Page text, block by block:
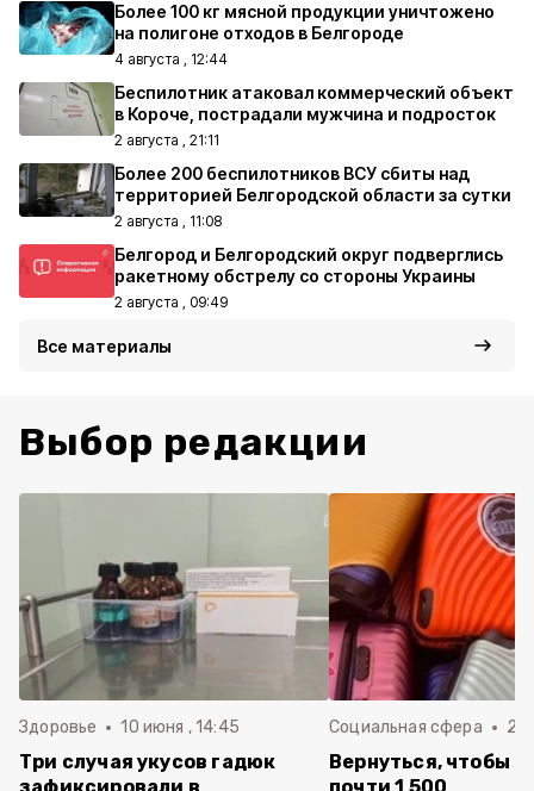
Более 100 кг мясной продукции уничтожено
на полигоне отходов в Белгороде
4 августа , 12:44
Беспилотник атаковал коммерческий объект
в Короче, пострадали мужчина и подросток
2 августа , 21:11
Более 200 беспилотников ВСУ сбиты над
территорией Белгородской области за сутки
2 августа , 11:08
Белгород и Белгородский округ подверглись
ракетному обстрелу со стороны Украины
2 августа , 09:49
Все материалы
Выбор редакции
Здоровье 10 июня , 14:45
Три случая укусов гадюк
Социальная сфера 20
Вернуться, чтобы